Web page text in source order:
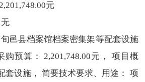
元
邑县档案馆档案密集架等配套设施
购预算： 2,201,748.00元， 项目概
套设施， 简要技术要求、用途： 项